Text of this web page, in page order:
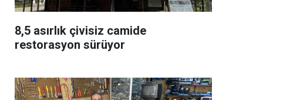
8,5 asırlık çivisiz camide
restorasyon sürüyor